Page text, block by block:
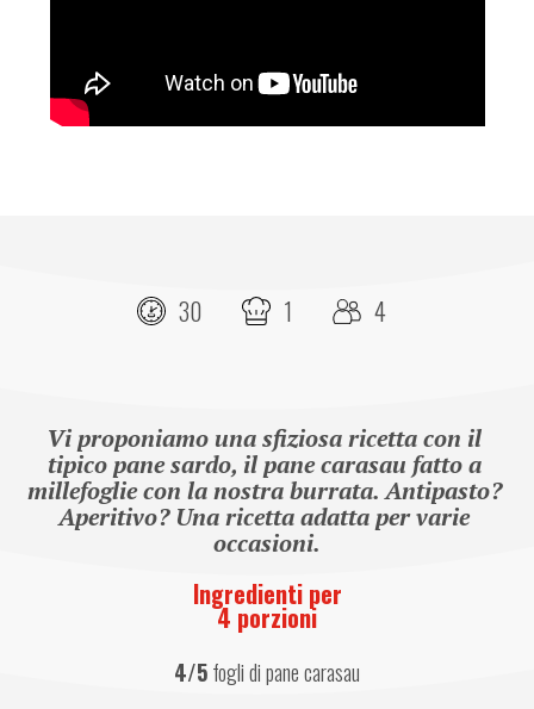
30 1 4
Vi proponiamo una sfiziosa ricetta con il
tipico pane sardo, il pane carasau fatto a
millefoglie con la nostra burrata. Antipasto?
Aperitivo? Una ricetta adatta per varie
occasioni.
Ingredienti per
4 porzioni
4/5 fogli di pane carasau